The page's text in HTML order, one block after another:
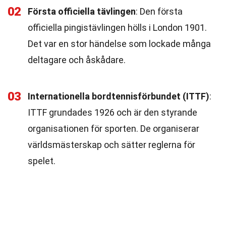
02 Första officiella tävlingen: Den första
officiella pingistävlingen hölls i London 1901.
Det var en stor händelse som lockade många
deltagare och åskådare.
03 Internationella bordtennisförbundet (ITTF):
ITTF grundades 1926 och är den styrande
organisationen för sporten. De organiserar
världsmästerskap och sätter reglerna för
spelet.